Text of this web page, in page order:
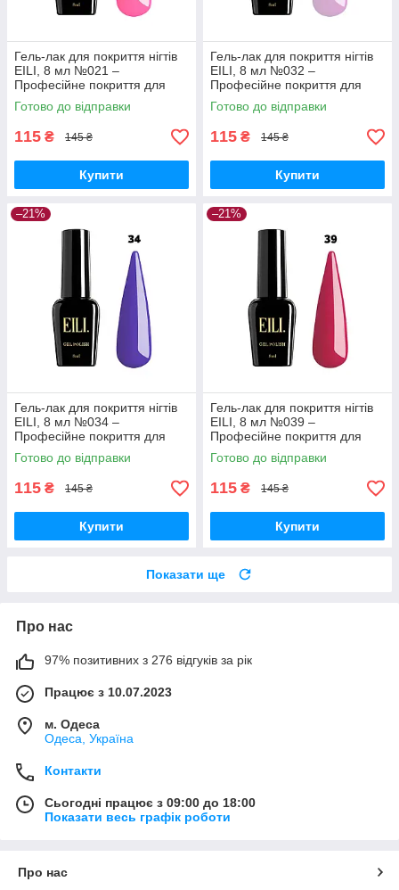
Гель-лак для покриття нігтів
EILI, 8 мл №021 –
Професійне покриття для
ідеального манікюру
Готово до відправки
115 ₴ 145 ₴
Купити
Гель-лак для покриття нігтів
EILI, 8 мл №032 –
Професійне покриття для
ідеального манікюру
Готово до відправки
115 ₴ 145 ₴
Купити
–21%
Гель-лак для покриття нігтів
EILI, 8 мл №034 –
Професійне покриття для
ідеального манікюру
Готово до відправки
115 ₴ 145 ₴
Купити
–21%
Гель-лак для покриття нігтів
EILI, 8 мл №039 –
Професійне покриття для
ідеального манікюру
Готово до відправки
115 ₴ 145 ₴
Купити
Показати ще
Про нас
97% позитивних з 276 відгуків за рік
Працює з 10.07.2023
м. Одеса
Одеса, Україна
Контакти
Сьогодні працює з 09:00 до 18:00
Показати весь графік роботи
Про нас